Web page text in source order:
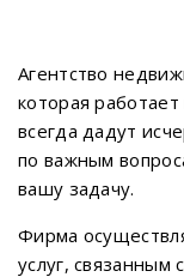
Агентство
которая
всегда дадут
по важным
вашу задачу.
Фирма
услуг,